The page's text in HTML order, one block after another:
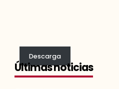
Descarga
Últimas noticias